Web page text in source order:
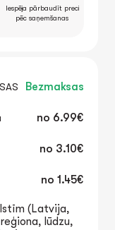
Iespēja pārbaudīt preci
pēc saņemšanas
Bezmaksas
no 6.99€
no 3.10€
no 1.45€
(Latvija,
lūdzu,